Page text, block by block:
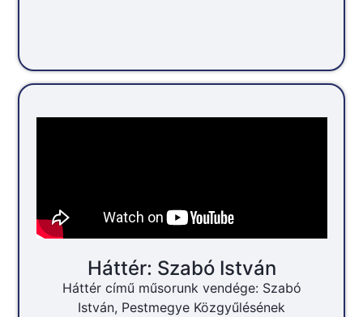
Háttér: Szabó István
Háttér című műsorunk vendége: Szabó
István, Pestmegye Közgyűlésének